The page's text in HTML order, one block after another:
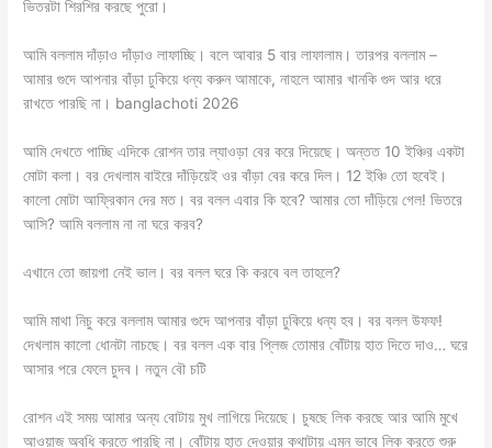
ভিতরটা শিরশির করছে পুরো।
আমি বললাম দাঁড়াও দাঁড়াও লাফাচ্ছি। বলে আবার 5 বার লাফালাম। তারপর বললাম –
আমার গুদে আপনার বাঁড়া ঢুকিয়ে ধন্য করুন আমাকে, নাহলে আমার খানকি গুদ আর ধরে
রাখতে পারছি না। banglachoti 2026
আমি দেখতে পাচ্ছি এদিকে রোশন তার ল্যাওড়া বের করে দিয়েছে। অন্তত 10 ইঞ্চির একটা
মোটা কলা। বর দেখলাম বাইরে দাঁড়িয়েই ওর বাঁড়া বের করে দিল। 12 ইঞ্চি তো হবেই।
কালো মোটা আফ্রিকান দের মত। বর বলল এবার কি হবে? আমার তো দাঁড়িয়ে গেল! ভিতরে
আসি? আমি বললাম না না ঘরে করব?
এখানে তো জায়গা নেই ভাল। বর বলল ঘরে কি করবে বল তাহলে?
আমি মাথা নিচু করে বললাম আমার গুদে আপনার বাঁড়া ঢুকিয়ে ধন্য হব। বর বলল উফফ!
দেখলাম কালো ধোনটা নাচছে। বর বলল এক বার প্লিজ তোমার বোঁটায় হাত দিতে দাও… ঘরে
আসার পরে ফেলে চুদব। নতুন বৌ চটি
রোশন এই সময় আমার অন্য বোটায় মুখ লাগিয়ে দিয়েছে। চুষছে লিক করছে আর আমি মুখে
আওয়াজ অবধি করতে পারছি না। বোঁটায় হাত দেওয়ার কথাটায় এমন ভাবে লিক করতে শুরু